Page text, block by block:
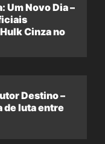
Um Novo Dia –
Cinza no
Destino –
de luta entre